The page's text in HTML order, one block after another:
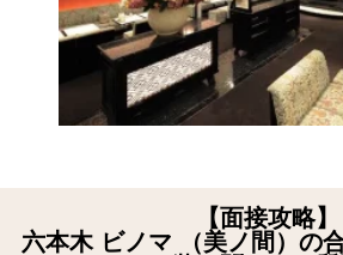
【面接攻略】
六本木 ビノマ （美ノ間）の